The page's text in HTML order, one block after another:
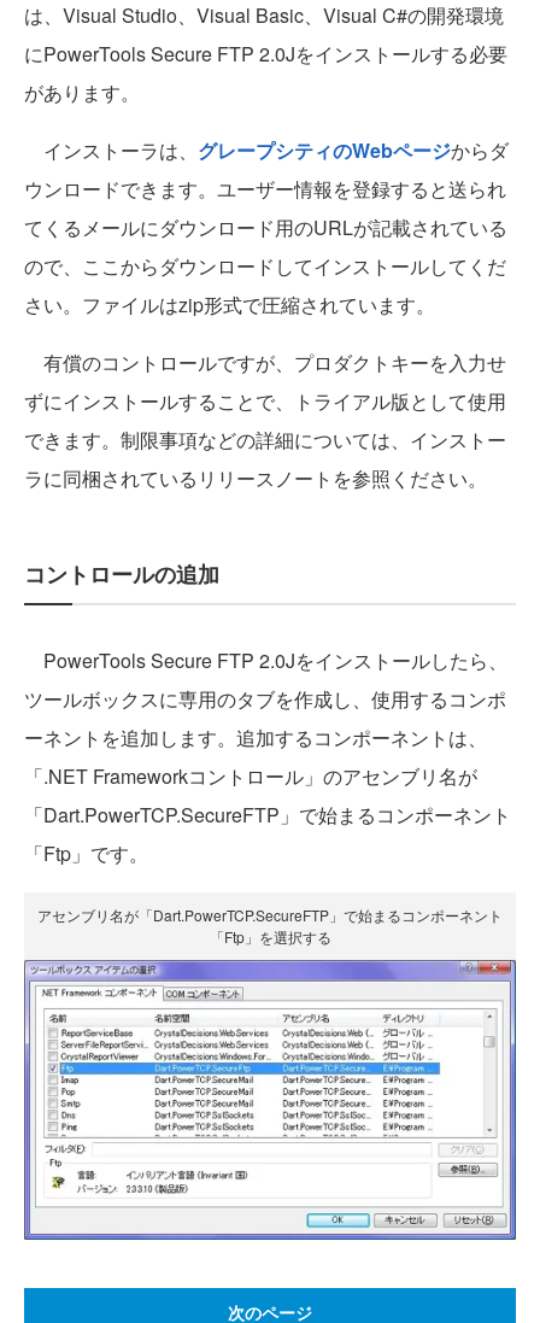
は、Visual Studio、Visual Basic、Visual C#の開発環境
にPowerTools Secure FTP 2.0Jをインストールする必要
があります。
インストーラは、 グレープシティのWebページからダ
ウンロードできます。ユーザー情報を登録すると送られ
てくるメールにダウンロード用のURLが記載されている
ので、ここからダウンロードしてインストールしてくだ
さい。ファイルはzip形式で圧縮されています。
有償のコントロールですが、プロダクトキーを入力せ
ずにインストールすることで、トライアル版として使用
できます。制限事項などの詳細については、インストー
ラに同梱されているリリースノートを参照ください。
コントロールの追加
PowerTools Secure FTP 2.0Jをインストールしたら、
ツールボックスに専用のタブを作成し、使用するコンポ
ーネントを追加します。追加するコンポーネントは、
「.NET Frameworkコントロール」のアセンブリ名が
「Dart.PowerTCP.SecureFTP」で始まるコンポーネント
「Ftp」です。
アセンブリ名が「Dart.PowerTCP.SecureFTP」で始まるコンポーネント
「Ftp」を選択する
次のページ